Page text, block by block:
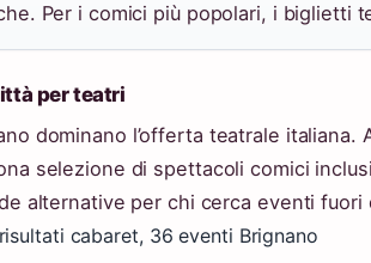
Per i comici più popolari, i biglietti
per teatri
dominano l’offerta teatrale
selezione di spettacoli comici
alternative per chi cerca eventi fuori
cabaret, 36 eventi Brignano